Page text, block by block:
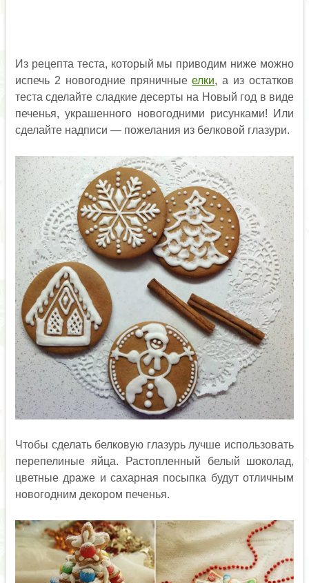
Из рецепта теста, который мы приводим ниже можно
испечь 2 новогодние пряничныеелки, а из остатков
теста сделайте сладкие десерты на Новый год в виде
печенья, украшенного новогодними рисунками! Или
сделайте надписи — пожелания из белковой глазури.
Чтобы сделать белковую глазурь лучше использовать
перепелиные яйца. Растопленный белый шоколад,
цветные драже и сахарная посыпка будут отличным
новогодним декором печенья.